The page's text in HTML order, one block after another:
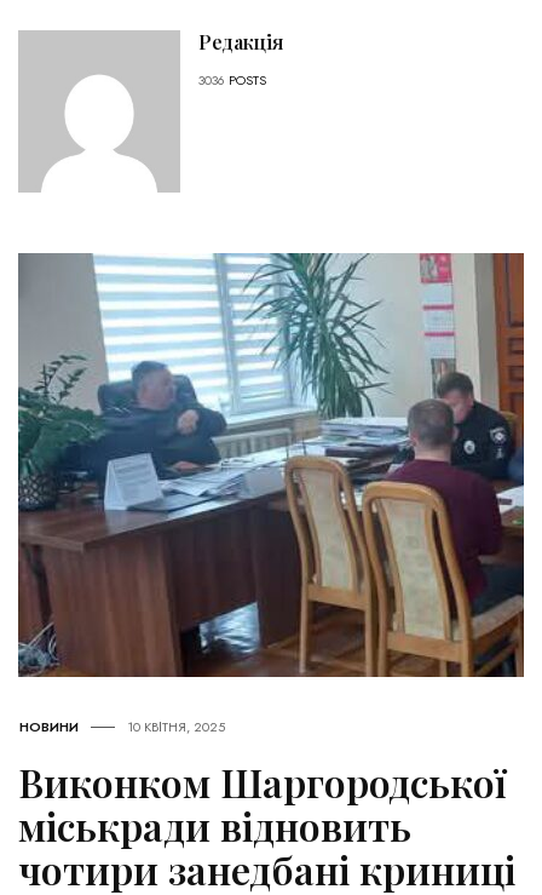
Редакція
3036 POSTS
НОВИНИ 10 КВІТНЯ, 2025
Виконком Шаргородської
міськради відновить
чотири занедбані криниці